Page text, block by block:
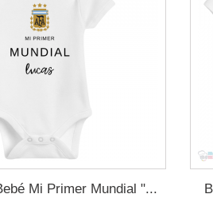
Mi Primer Mundial "...